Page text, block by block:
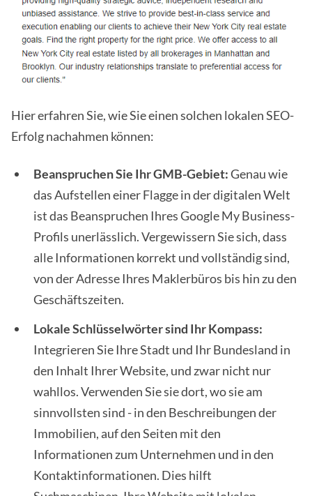
Hier erfahren Sie, wie Sie einen solchen lokalen SEO-
Erfolg nachahmen können:
Beanspruchen Sie Ihr GMB-Gebiet:Genau wie
das Aufstellen einer Flagge in der digitalen Welt
ist das Beanspruchen Ihres Google My Business-
Profils unerlässlich. Vergewissern Sie sich, dass
alle Informationen korrekt und vollständig sind,
von der Adresse Ihres Maklerbüros bis hin zu den
Geschäftszeiten.
Lokale Schlüsselwörter sind Ihr Kompass:
Integrieren Sie Ihre Stadt und Ihr Bundesland in
den Inhalt Ihrer Website, und zwar nicht nur
wahllos. Verwenden Sie sie dort, wo sie am
sinnvollsten sind - in den Beschreibungen der
Immobilien, auf den Seiten mit den
Informationen zum Unternehmen und in den
Kontaktinformationen. Dies hilft